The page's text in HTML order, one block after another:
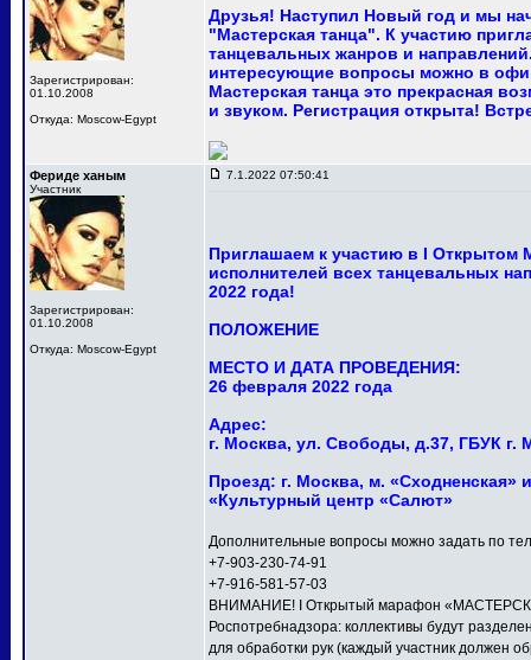
Зарегистрирован:
01.10.2008
Откуда: Moscow-Egypt
Друзья! Наступил Новый год и мы
"Мастерская танца". К участию
танцевальных жанров и
интересующие вопросы можно в
Мастерская танца это прекрасная
и звуком. Регистрация открыта!
Фериде ханым
Участник
Зарегистрирован:
01.10.2008
Откуда: Moscow-Egypt
7.1.2022 07:50:41
Приглашаем к участию в I
исполнителей всех танцевальных
2022 года!
ПОЛОЖЕНИЕ
МЕСТО И ДАТА ПРОВЕДЕНИЯ:
26 февраля 2022 года
Адрес:
г. Москва, ул. Свободы, д.37, ГБУК
Проезд: г. Москва, м. «Сходненская»
«Культурный центр «Салют»
Дополнительные вопросы можно задать по
+7-903-230-74-91
+7-916-581-57-03
ВНИМАНИЕ! I Открытый марафон
Роспотребнадзора: коллективы будут
для обработки рук (каждый участник должен